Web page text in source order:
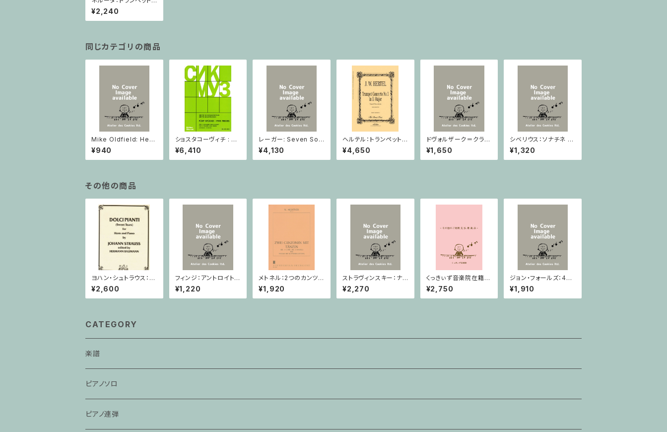
弦楽のための協奏曲
変ホ長調/トランペット・
ピアノ
¥2,240
同じカテゴリの商品
Mike Oldfield: Herg
est Ridge / ピアノ
¥940
ショスタコーヴィチ : 2
つのヴァイオリンとピア
ノのための 5つの小品 /
ヴァイオリン2とピアノ
¥6,410
レーガー: Seven Son
atas op. 91 Heft 2 /
ヴァイオリン
¥4,130
ヘルテル：トランペット協
奏曲第1番 変ホ長調/
トランペット・ピアノ
¥4,650
ドヴォルザーク＝クライ
スラー：スラヴ幻想曲 ロ
短調 from Op.55-4,
Op.75 / ヴァイオリン
¥1,650
シベリウス：ソナチネ ホ
長調 Op.80 / ヴァイオ
リンとピアノ
¥1,320
その他の商品
ヨハン・シュトラウス：甘
い涙/ホルン・ピアノ
¥2,600
フィンジ：アントロイト /
ヴァイオリン・ピアノ
¥1,220
メトネル：2つのカンツォ
ーナとダンス Op. 43 /
ヴァイオリン・ピアノ
¥1,920
ストラヴィンスキー：ナイ
チンゲールの歌・中国の
行進曲 / ヴァイオリン・
ピアノ
¥2,270
くっきぃず音楽院在籍
者 その他のご利用支
払用商品 おばけのぼ
うけん１巻
¥2,750
ジョン・フォールズ：4月
- イングランド / ピアノ
ソロ
¥1,910
CATEGORY
楽譜
ピアノソロ
ピアノ連弾